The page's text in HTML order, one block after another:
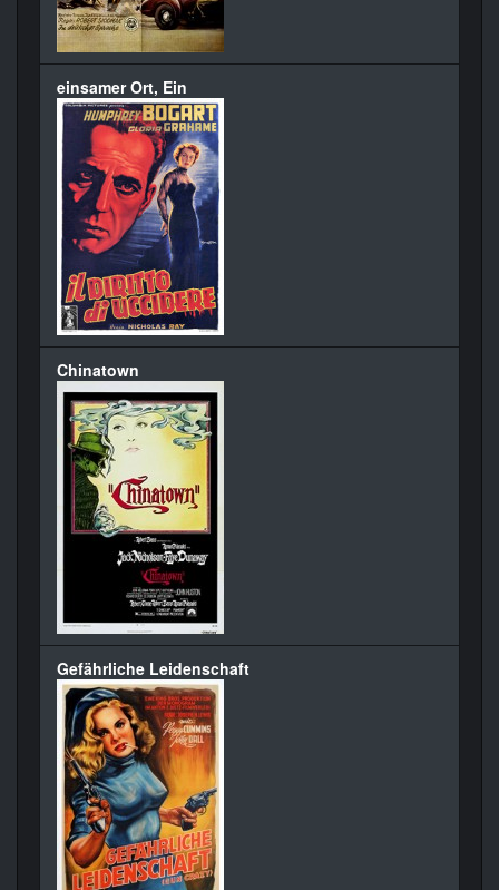
einsamer Ort, Ein
Chinatown
Gefährliche Leidenschaft